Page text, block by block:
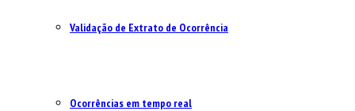
Validação de Extrato de Ocorrência
Ocorrências em tempo real